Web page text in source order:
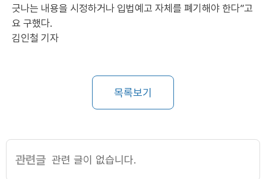
긋나는 내용을 시정하거나 입법예고 자체를 폐기해야 한다”고
요 구했다.
김인철 기자
목록보기
관련글 관련 글이 없습니다.